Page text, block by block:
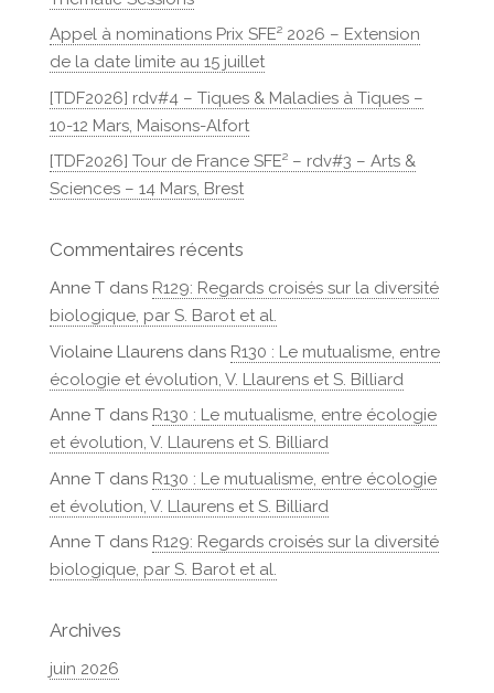
Appel à nominations Prix SFE² 2026 – Extension
de la date limite au 15 juillet
[TDF2026] rdv#4 – Tiques & Maladies à Tiques –
10-12 Mars, Maisons-Alfort
[TDF2026] Tour de France SFE² – rdv#3 – Arts &
Sciences – 14 Mars, Brest
Commentaires récents
Anne Tdans R129: Regards croisés sur la diversité
biologique, par S. Barot et al.
Violaine Llaurensdans R130 : Le mutualisme, entre
écologie et évolution, V. Llaurens et S. Billiard
Anne Tdans R130 : Le mutualisme, entre écologie
et évolution, V. Llaurens et S. Billiard
Anne Tdans R130 : Le mutualisme, entre écologie
et évolution, V. Llaurens et S. Billiard
Anne Tdans R129: Regards croisés sur la diversité
biologique, par S. Barot et al.
Archives
juin 2026